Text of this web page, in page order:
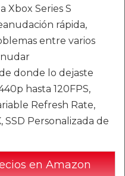
Xbox Series S
rápida,
entre varios
donde lo dejaste
hasta 120FPS,
Refresh Rate,
Personalizada de
en Amazon